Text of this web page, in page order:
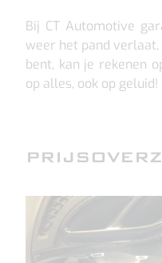
Bij CT Automotive
weer het pand
bent, kan je rekenen
op alles, ook op geluid!